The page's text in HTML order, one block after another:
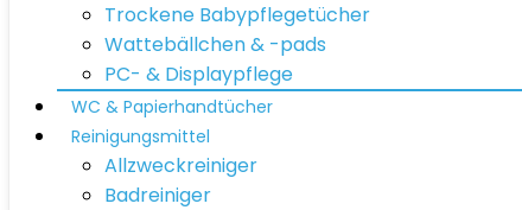
Trockene Babypflegetücher
Wattebällchen & -pads
PC- & Displaypflege
WC & Papierhandtücher
Reinigungsmittel
Allzweckreiniger
Badreiniger